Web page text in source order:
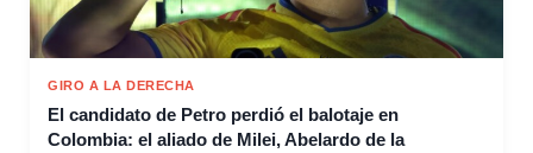
GIRO A LA DERECHA
El candidato de Petro perdió el balotaje en
Colombia: el aliado de Milei, Abelardo de la